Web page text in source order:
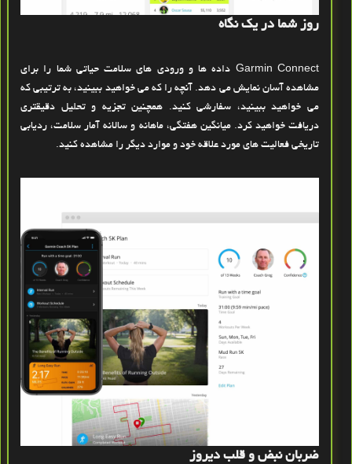
روز شما در یک نگاه
Garmin Connect داده ها و ورودی های سلامت حیاتی شما را برای
مشاهده آسان نمایش می دهد. آنچه را که می خواهید ببینید، به ترتیبی که
می خواهید ببینید، سفارشی کنید. همچنین تجزیه و تحلیل دقیقتری
دریافت خواهید کرد. میانگین هفتگی، ماهانه و سالانه آمار سلامت، ردیابی
تاریخی فعالیت های مورد علاقه خود و موارد دیگر را مشاهده کنید.
ضربان نبض و قلب دیروز